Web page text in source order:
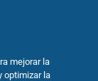
mejorar la
optimizar la